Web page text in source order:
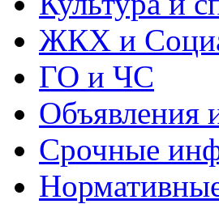
ЖКХ и
ГО и ЧС
Объявления
Срочные